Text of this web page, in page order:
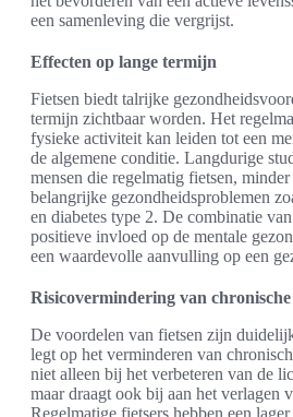
een samenleving die vergrijst.
Effecten op lange termijn
Fietsen biedt talrijke
termijn zichtbaar worden. Het
fysieke activiteit kan leiden tot een
de algemene conditie. Langdurige
mensen die regelmatig fietsen,
belangrijke gezondheidsproblemen
en diabetes type 2. De combinatie
positieve invloed op de mentale
een waardevolle aanvulling op een
Risicovermindering van chronische
De voordelen van fietsen zijn
legt op het verminderen van
niet alleen bij het verbeteren van de
maar draagt ook bij aan het verlagen